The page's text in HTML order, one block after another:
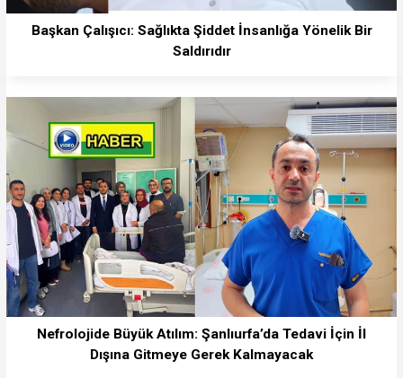
Başkan Çalışıcı: Sağlıkta Şiddet İnsanlığa Yönelik Bir
Saldırıdır
Nefrolojide Büyük Atılım: Şanlıurfa’da Tedavi İçin İl
Dışına Gitmeye Gerek Kalmayacak